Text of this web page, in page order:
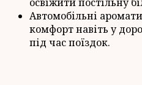
Автомобільні
комфорт навіть у
під час поїздок.